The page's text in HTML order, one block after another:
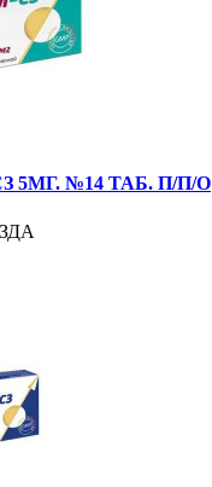
5МГ. №14 ТАБ. П/П/О